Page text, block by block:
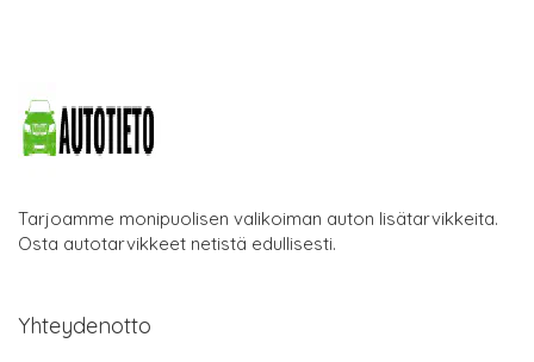
Tarjoamme monipuolisen valikoiman auton lisätarvikkeita.
Osta autotarvikkeet netistä edullisesti.
Yhteydenotto